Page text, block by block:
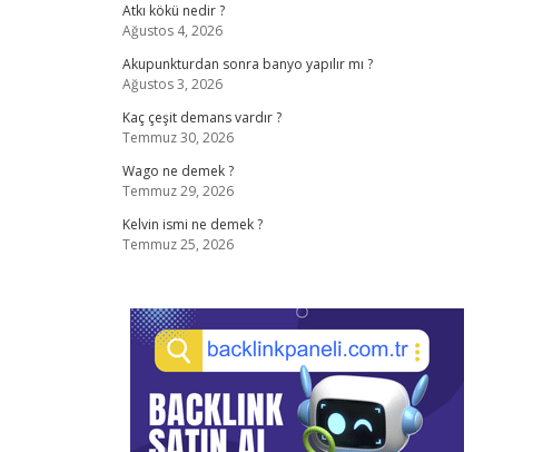
Atkı kökü nedir ?
Ağustos 4, 2026
Akupunkturdan sonra banyo yapılır mı ?
Ağustos 3, 2026
Kaç çeşit demans vardır ?
Temmuz 30, 2026
Wago ne demek ?
Temmuz 29, 2026
Kelvin ismi ne demek ?
Temmuz 25, 2026